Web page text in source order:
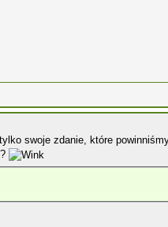
swoje zdanie, które